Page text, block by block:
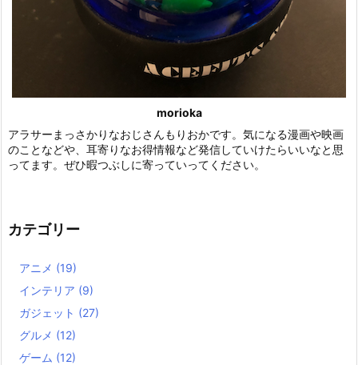
morioka
アラサーまっさかりなおじさんもりおかです。気になる漫画や映画
のことなどや、耳寄りなお得情報など発信していけたらいいなと思
ってます。ぜひ暇つぶしに寄っていってください。
カテゴリー
アニメ (19)
インテリア (9)
ガジェット (27)
グルメ (12)
ゲーム (12)